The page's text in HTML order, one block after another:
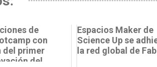
de
con
del primer
del
Espacios Maker de
Science Up se
la red global de